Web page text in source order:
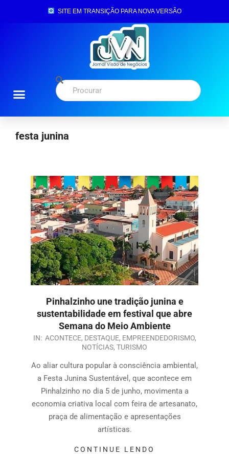
SITE EM TRANSIÇÃO PARA NOVA VERSÃO
festa junina
Pinhalzinho une tradição junina e
sustentabilidade em festival que abre
Semana do Meio Ambiente
IN: ACONTECE, DESTAQUE, EMPREENDEDORISMO,
NOTÍCIAS, TURISMO
Ao aliar cultura popular à consciência ambiental,
a Festa Junina Sustentável, que acontece em
Pinhalzinho no dia 5 de junho, movimenta a
economia criativa local com feira de artesanato,
praça de alimentação e apresentações
artísticas.
CONTINUE LENDO